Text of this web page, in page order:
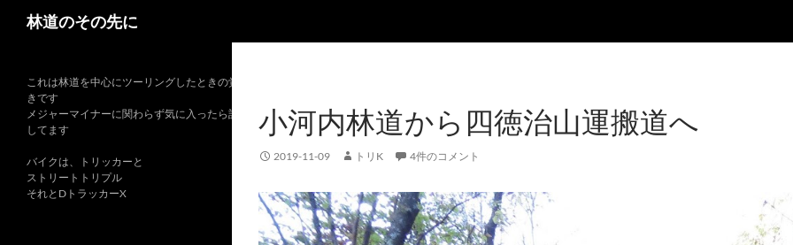
林道のその先に
小河内林道から四徳治山運搬道へ
2019-11-09 トリK 4件のコメント
これは林道を中心にツーリングしたときの覚書
きです
メジャーマイナーに関わらず気に入ったら記録
してます
バイクは、トリッカーと
ストリートトリプル
それとDトラッカーX